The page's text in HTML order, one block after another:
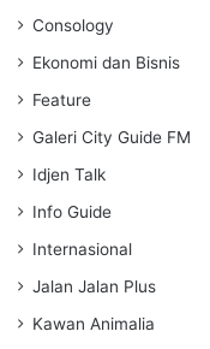
Consology
Ekonomi dan Bisnis
Feature
Galeri City Guide FM
Idjen Talk
Info Guide
Internasional
Jalan Jalan Plus
Kawan Animalia